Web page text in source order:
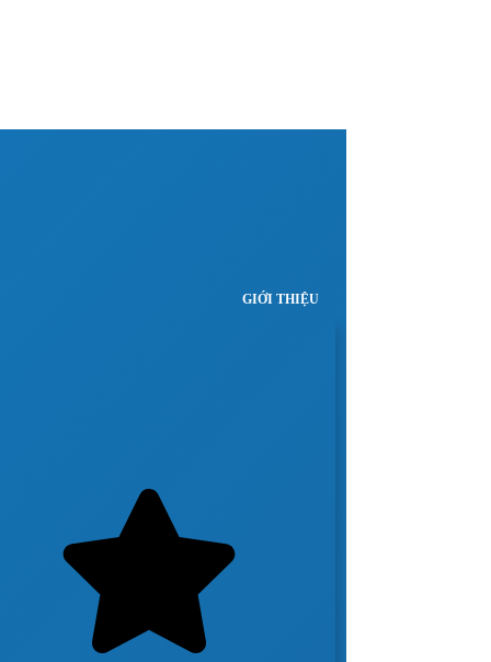
GIỚI THIỆU